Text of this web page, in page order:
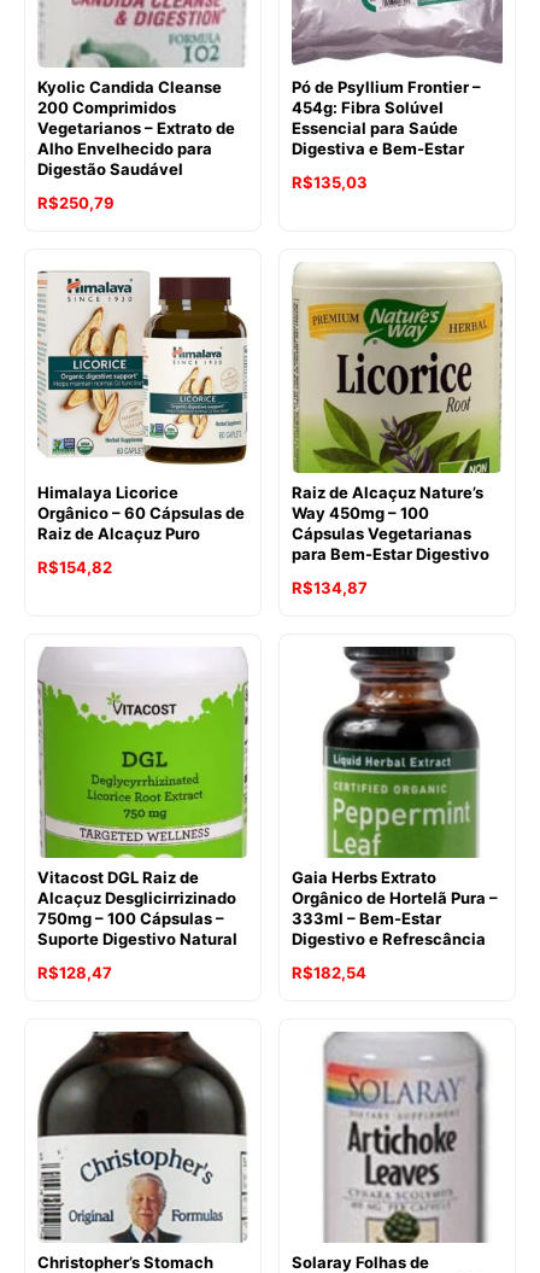
Kyolic Candida Cleanse
200 Comprimidos
Vegetarianos – Extrato de
Alho Envelhecido para
Digestão Saudável
O
era:
R$261,66.
R$250,79
é:
R$250,79.
Pó de Psyllium Frontier –
454g: Fibra Solúvel
Essencial para Saúde
Digestiva e Bem-Estar
O
era:
R$189,00.
R$135,03
é:
R$135,03.
Himalaya Licorice
Orgânico – 60 Cápsulas de
Raiz de Alcaçuz Puro
O
era:
R$188,37.
R$154,82O
R$154,82.
Raiz de Alcaçuz Nature’s
Way 450mg – 100
Cápsulas Vegetarianas
para Bem-Estar Digestivo
O
original
R$182,54.
R$134,87O
atual
é:
R$134,87.
Vitacost DGL Raiz de
Alcaçuz Desglicirrizinado
750mg – 100 Cápsulas –
Suporte Digestivo Natural
R$128,47
Gaia Herbs Extrato
Orgânico de Hortelã Pura –
333ml – Bem-Estar
Digestivo e Refrescância
O
original
R$188,90.
R$182,54O
atual
é:
R$182,54.
Christopher’s Stomach
Solaray Folhas de